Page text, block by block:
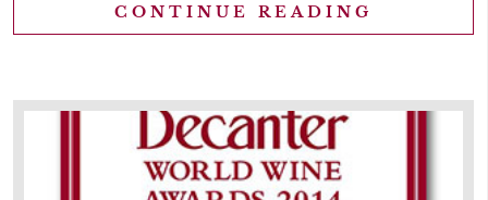
CONTINUE READING